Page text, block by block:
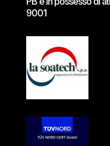
PB è in possesso di
9001